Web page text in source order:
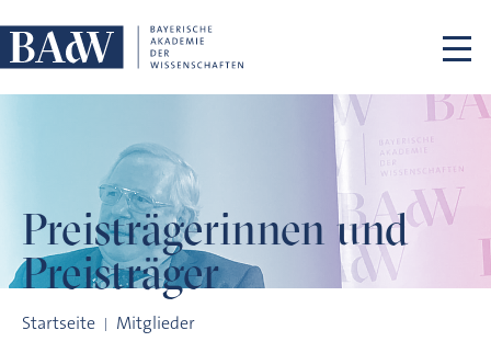
Preisträgerinnen und
Preisträger
Startseite Mitglieder